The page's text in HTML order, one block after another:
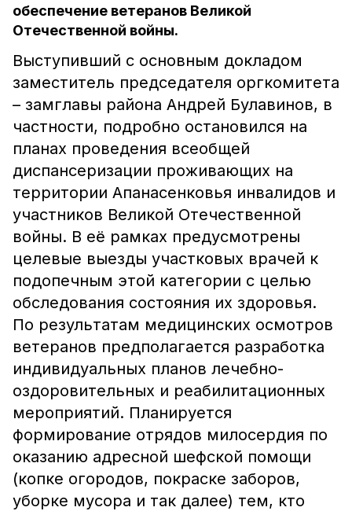
обеспечение ветеранов Великой
Отечественной войны.
Выступивший с основным докладом
заместитель председателя оргкомитета
– замглавы района Андрей Булавинов, в
частности, подробно остановился на
планах проведения всеобщей
диспансеризации проживающих на
территории Апанасенковья инвалидов и
участников Великой Отечественной
войны. В её рамках предусмотрены
целевые выезды участковых врачей к
подопечным этой категории с целью
обследования состояния их здоровья.
По результатам медицинских осмотров
ветеранов предполагается разработка
индивидуальных планов лечебно-
оздоровительных и реабилитационных
мероприятий. Планируется
формирование отрядов милосердия по
оказанию адресной шефской помощи
(копке огородов, покраске заборов,
уборке мусора и так далее) тем, кто